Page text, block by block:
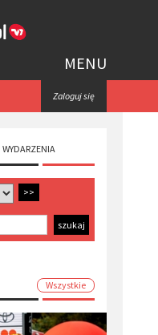
MENU
Zaloguj się
WYDARZENIA
>>
Wszystkie